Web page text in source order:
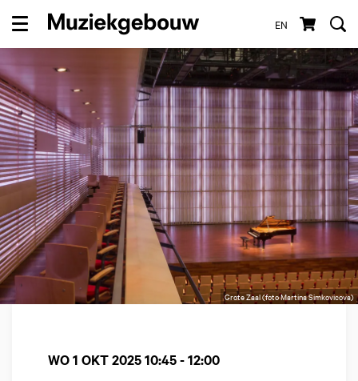
EN
Menu
Grote Zaal (foto Martina Simkovicova)
WO 1 OKT 202510:45 - 12:00